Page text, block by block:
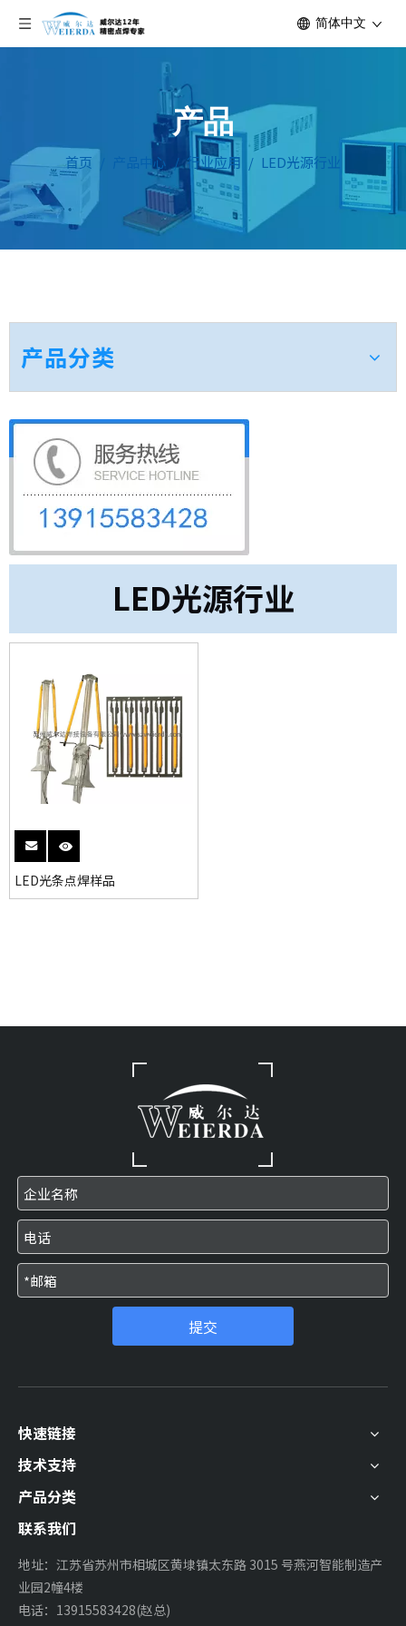
简体中文
产品
首页 产品中心 / 行业应用 / LED光源行业
产品分类
LED光源行业
LED光条点焊样品
提交
快速链接
技术支持
产品分类
联系我们
地址：江苏省苏州市相城区黄埭镇太东路 3015 号燕河智能制造产
业园2幢4楼
电话：13915583428(赵总)